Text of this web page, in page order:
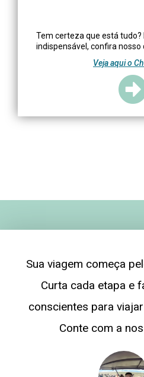
Tem certeza que está tudo?
indispensável, confira nosso
Veja aqui o
Sua viagem começa
Curta cada etapa e
conscientes para
Conte com a